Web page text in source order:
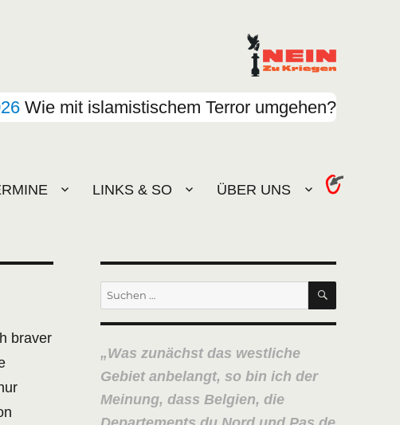
Wie mit islamistischem Terror umgehen?
LINKS & SO ÜBER UNS
braver
Suchen
SUCHEN
Was zunächst das westliche
Gebiet anbelangt, so bin ich der
Meinung, dass Belgien, die